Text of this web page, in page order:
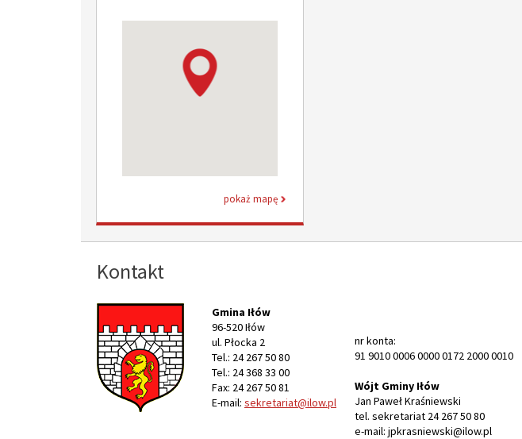
pokaż mapę
Kontakt
Gmina Iłów
96-520 Iłów
ul. Płocka 2
Tel.: 24 267 50 80
Tel.: 24 368 33 00
Fax: 24 267 50 81
E-mail: sekretariat@ilow.pl
nr konta:
91 9010 0006 0000 0172 2000 0010
Wójt Gminy Iłów
Jan Paweł Kraśniewski
tel. sekretariat 24 267 50 80
e-mail: jpkrasniewski@ilow.pl